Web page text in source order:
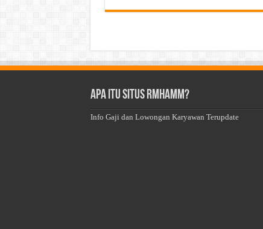
Apa Itu Situs Rmhamm?
Info Gaji dan Lowongan Karyawan Terupdate